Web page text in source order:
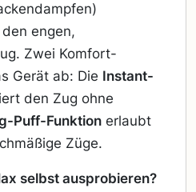
engen,
Zwei Komfort-
Gerät ab: Die Instant-
den Zug ohne
Puff-Funktion erlaubt
Züge.
selbst ausprobieren?